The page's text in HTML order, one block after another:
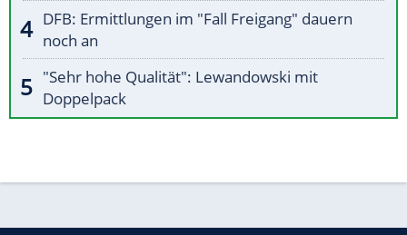
DFB: Ermittlungen im "Fall Freigang" dauern
noch an
"Sehr hohe Qualität": Lewandowski mit
Doppelpack